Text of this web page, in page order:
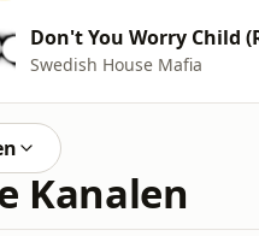
Don't You Worry Child
Swedish House Mafia
Kanalen